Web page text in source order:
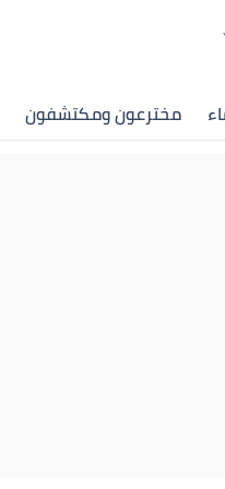
مخترعون ومكتشفون